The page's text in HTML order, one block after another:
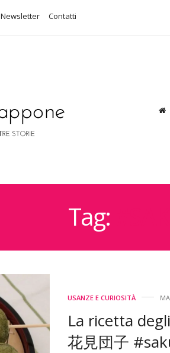
Newsletter Contatti
Tag:
USANZE E CURIOSITÀ
La ricetta
花見団子